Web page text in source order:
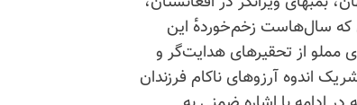
که سال‌هاست زخم‌خورده‌ٔ این
مملو از تحقیرهای هدایت‌گر و
اندوه آرزوهای ناکام فرزندان